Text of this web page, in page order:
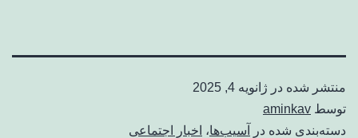
منتشر شده در ژانویه 4, 2025
توسط aminkav
دسته‌بندی شده در
آسیب‌ها، اخبار اجتماعی